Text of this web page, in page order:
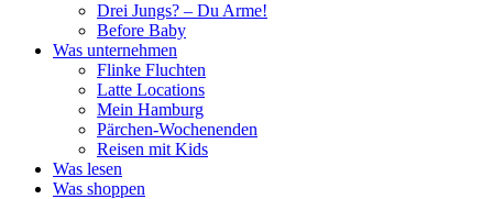
Drei Jungs? – Du Arme!
Before Baby
Was unternehmen
Flinke Fluchten
Latte Locations
Mein Hamburg
Pärchen-Wochenenden
Reisen mit Kids
Was lesen
Was shoppen